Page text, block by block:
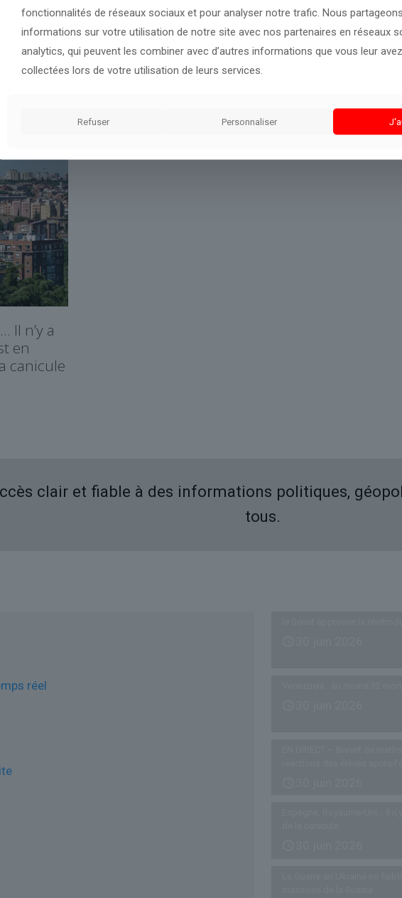
à suivre l'évolution de cette actualité.
Il n’y a
en
canicule
clair et fiable à des informations politiques,
tous.
réel
fonctionnalités de réseaux sociaux et pour analyser notre trafic. Nous
informations sur votre utilisation de notre site avec nos partenaires en réseaux
analytics, qui peuvent les combiner avec d’autres informations que vous leur
collectées lors de votre utilisation de leurs services.
Refuser Personnaliser